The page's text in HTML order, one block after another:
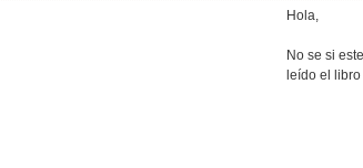
Hola,
No se si
leído el